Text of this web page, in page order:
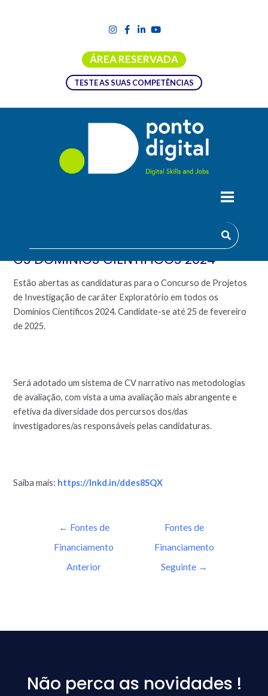
ÁREA RESERVADA
TESTE AS SUAS COMPETÊNCIAS
CARÁTER EXPLORATÓRIO EM TODOS
OS DOMÍNIOS CIENTÍFICOS 2024
Estão abertas as candidaturas para o Concurso de Projetos
de Investigação de caráter Exploratório em todos os
Domínios Científicos 2024. Candidate-se até 25 de fevereiro
de 2025.
Será adotado um sistema de CV narrativo nas metodologias
de avaliação, com vista a uma avaliação mais abrangente e
efetiva da diversidade dos percursos dos/das
investigadores/as responsáveis pelas candidaturas.
Saiba mais: https://lnkd.in/ddes8SQX
← Fontes de
Financiamento
Anterior
Fontes de
Financiamento
Seguinte →
Não perca as novidades !